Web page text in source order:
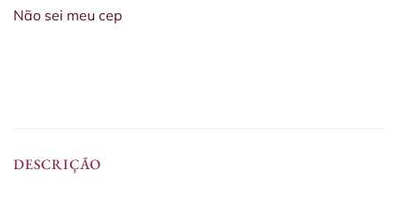
Não sei meu cep
DESCRIÇÃO